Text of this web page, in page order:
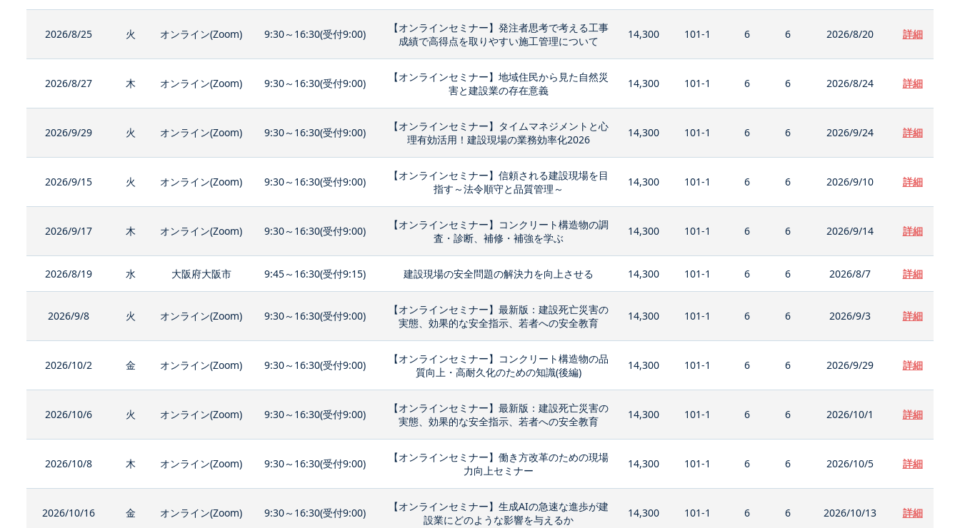
2026/8/25 火 オンライン(Zoom) 9:30～16:30(受付9:00)
【オンラインセミナー】発注者思考で考える工事
成績で高得点を取りやすい施工管理について
14,300 101-1 6 6 2026/8/20 詳細
2026/8/27 木 オンライン(Zoom) 9:30～16:30(受付9:00)
【オンラインセミナー】地域住民から見た自然災
害と建設業の存在意義
14,300 101-1 6 6 2026/8/24 詳細
2026/9/29 火 オンライン(Zoom) 9:30～16:30(受付9:00)
【オンラインセミナー】タイムマネジメントと心
理有効活用！建設現場の業務効率化2026
14,300 101-1 6 6 2026/9/24 詳細
2026/9/15 火 オンライン(Zoom) 9:30～16:30(受付9:00)
【オンラインセミナー】信頼される建設現場を目
指す～法令順守と品質管理～
14,300 101-1 6 6 2026/9/10 詳細
2026/9/17 木 オンライン(Zoom) 9:30～16:30(受付9:00)
【オンラインセミナー】コンクリート構造物の調
査・診断、補修・補強を学ぶ
14,300 101-1 6 6 2026/9/14 詳細
2026/8/19 水 大阪府大阪市 9:45～16:30(受付9:15) 建設現場の安全問題の解決力を向上させる 14,300 101-1 6 6 2026/8/7 詳細
2026/9/8 火 オンライン(Zoom) 9:30～16:30(受付9:00)
【オンラインセミナー】最新版：建設死亡災害の
実態、効果的な安全指示、若者への安全教育
14,300 101-1 6 6 2026/9/3 詳細
2026/10/2 金 オンライン(Zoom) 9:30～16:30(受付9:00)
【オンラインセミナー】コンクリート構造物の品
質向上・高耐久化のための知識(後編)
14,300 101-1 6 6 2026/9/29 詳細
2026/10/6 火 オンライン(Zoom) 9:30～16:30(受付9:00)
【オンラインセミナー】最新版：建設死亡災害の
実態、効果的な安全指示、若者への安全教育
14,300 101-1 6 6 2026/10/1 詳細
2026/10/8 木 オンライン(Zoom) 9:30～16:30(受付9:00)
【オンラインセミナー】働き方改革のための現場
力向上セミナー
14,300 101-1 6 6 2026/10/5 詳細
2026/10/16 金 オンライン(Zoom) 9:30～16:30(受付9:00)
【オンラインセミナー】生成AIの急速な進歩が建
設業にどのような影響を与えるか
14,300 101-1 6 6 2026/10/13 詳細